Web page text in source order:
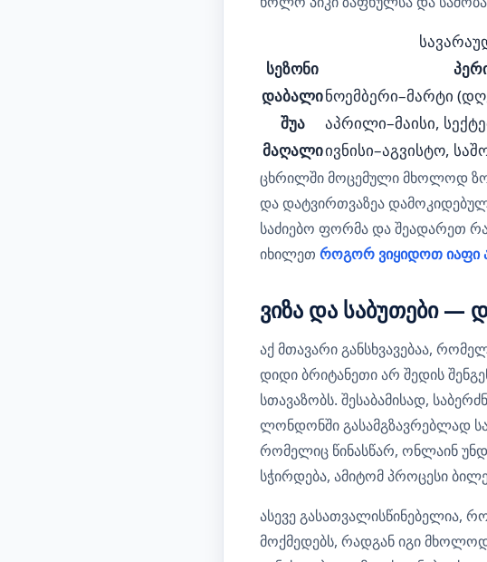
სეზონი
დაბალინოემბერი–მარტი
შუა
აპრილი–მაისი,
მაღალიივნისი–აგვისტო,
ცხრილში მოცემული მხოლოდ
და დატვირთვაზეა
საძიებო ფორმა და შეადარეთ
იხილეთ როგორ ვიყიდოთ იაფი
ვიზა და საბუთები —
აქ მთავარი განსხვავებაა,
დიდი ბრიტანეთი არ შედის
სთავაზობს. შესაბამისად,
ლონდონში გასამგზავრებლად
რომელიც წინასწარ, ონლაინ
სჭირდება, ამიტომ პროცესი
ასევე გასათვალისწინებელია,
მოქმედებს, რადგან იგი მხოლოდ